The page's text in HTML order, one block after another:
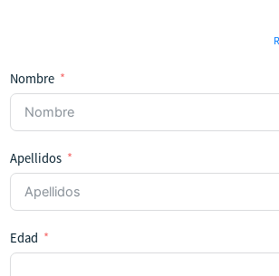
Nombre
Apellidos
Edad